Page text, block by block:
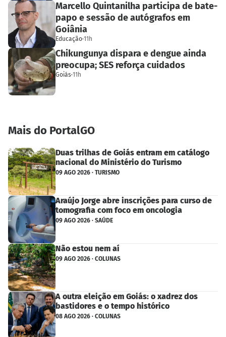
Marcello Quintanilha participa de bate-
papo e sessão de autógrafos em
Goiânia
Educação·11h
Chikungunya dispara e dengue ainda
preocupa; SES reforça cuidados
Goiás·11h
Mais do PortalGO
Duas trilhas de Goiás entram em catálogo
nacional do Ministério do Turismo
09 AGO 2026 · TURISMO
Araújo Jorge abre inscrições para curso de
tomografia com foco em oncologia
09 AGO 2026 · SAÚDE
Não estou nem aí
09 AGO 2026 · COLUNAS
A outra eleição em Goiás: o xadrez dos
bastidores e o tempo histórico
08 AGO 2026 · COLUNAS